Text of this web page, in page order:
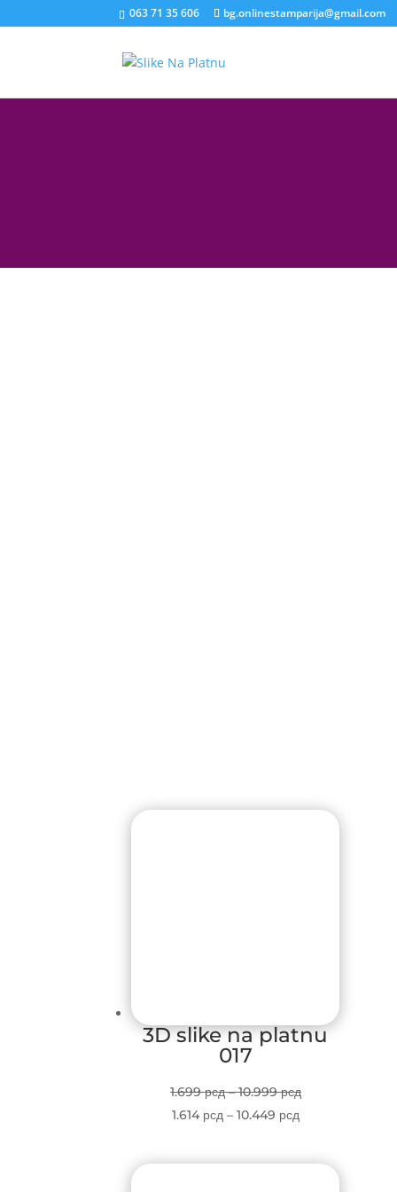
063 71 35 606 bg.onlinestamparija@gmail.com
3D slike na platnu
017
1.699рсд – 10.999рсдPrice
through
10.999 рсд
1.614 рсд – 10.449 рсдPrice
1.614 рсд
through